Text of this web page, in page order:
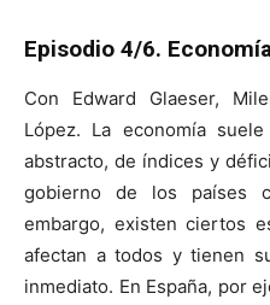
Episodio 4/6.
Con Edward Glaeser,
López. La economía
abstracto, de índices y
gobierno de los países
embargo, existen ciertos
afectan a todos y tienen
inmediato. En España, por